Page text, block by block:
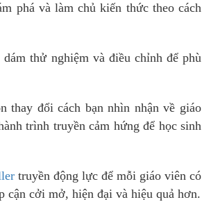
phá và làm chủ kiến thức theo cách
thử nghiệm và điều chỉnh để phù
thay đổi cách bạn nhìn nhận về giáo
trình truyền cảm hứng để học sinh
truyền động lực để mỗi giáo viên có
cởi mở, hiện đại và hiệu quả hơn.